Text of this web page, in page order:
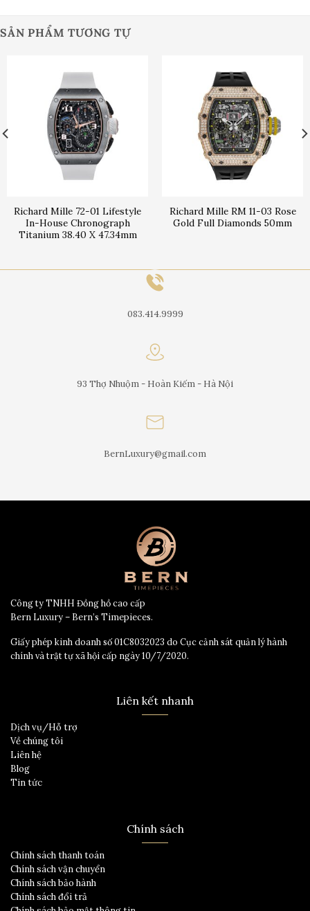
SẢN PHẨM TƯƠNG TỰ
Richard Mille 72-01 Lifestyle
In-House Chronograph
Titanium 38.40 X 47.34mm
Richard Mille RM 11-03 Rose
Gold Full Diamonds 50mm
083.414.9999
93 Thợ Nhuộm - Hoàn Kiếm - Hà Nội
BernLuxury@gmail.com
Công ty TNHH Đồng hồ cao cấp
Bern Luxury – Bern’s Timepieces.
Giấy phép kinh doanh số 01C8032023 do Cục cảnh sát quản lý hành
chính và trật tự xã hội cấp ngày 10/7/2020.
Liên kết nhanh
Dịch vụ/Hỗ trợ
Về chúng tôi
Liên hệ
Blog
Tin tức
Chính sách
Chính sách thanh toán
Chính sách vận chuyển
Chính sách bảo hành
Chính sách đổi trả